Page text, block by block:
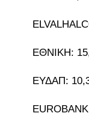
ΕΘΝΙΚΗ:
ΕΥΔΑΠ: